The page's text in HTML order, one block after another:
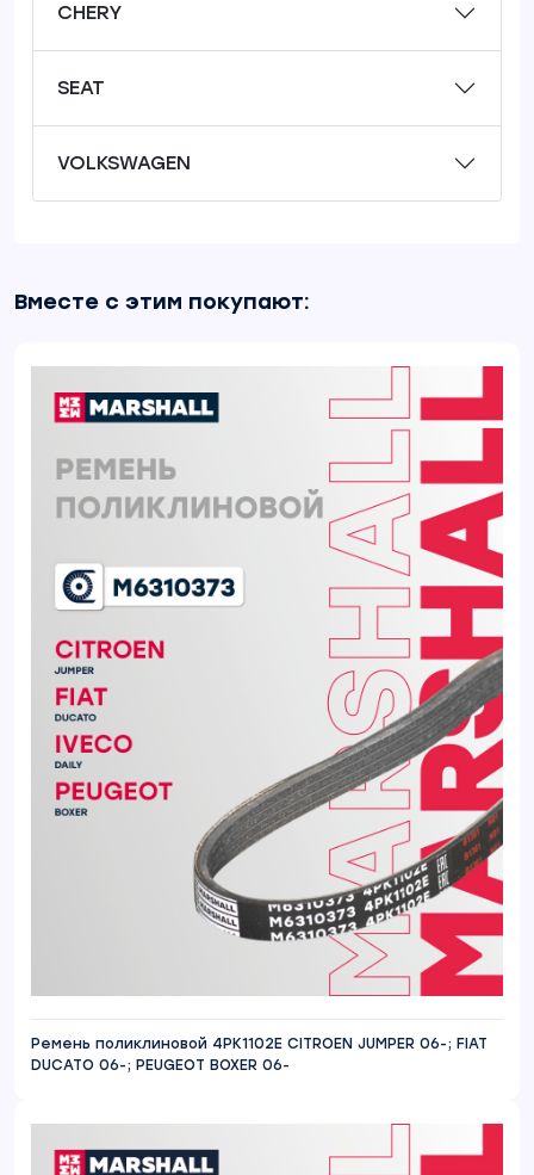
CHERY
SEAT
VOLKSWAGEN
Вместе с этим покупают:
Ремень поликлиновой 4PK1102E CITROEN JUMPER 06-; FIAT
DUCATO 06-; PEUGEOT BOXER 06-